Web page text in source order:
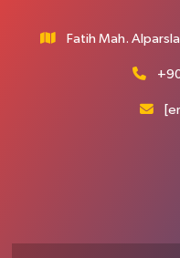
Fatih Mah.